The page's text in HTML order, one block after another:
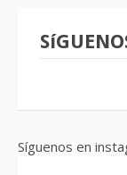
Síguenos en